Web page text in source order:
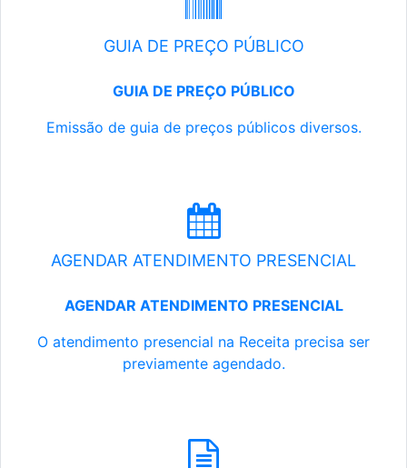
GUIA DE PREÇO PÚBLICO
GUIA DE PREÇO PÚBLICO
Emissão de guia de preços públicos diversos.
AGENDAR ATENDIMENTO PRESENCIAL
AGENDAR ATENDIMENTO PRESENCIAL
O atendimento presencial na Receita precisa ser
previamente agendado.